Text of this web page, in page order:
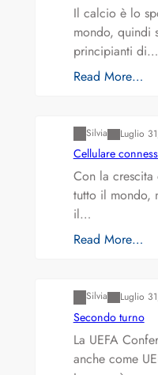
Il calcio è lo
mondo, quindi
principianti di…
Read More…
Silvia Luglio
Cellulare
Con la
tutto il mondo,
il…
Read More…
Silvia Luglio
Secondo turno
La UEFA
anche come